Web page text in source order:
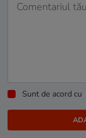
Sunt de acord cu